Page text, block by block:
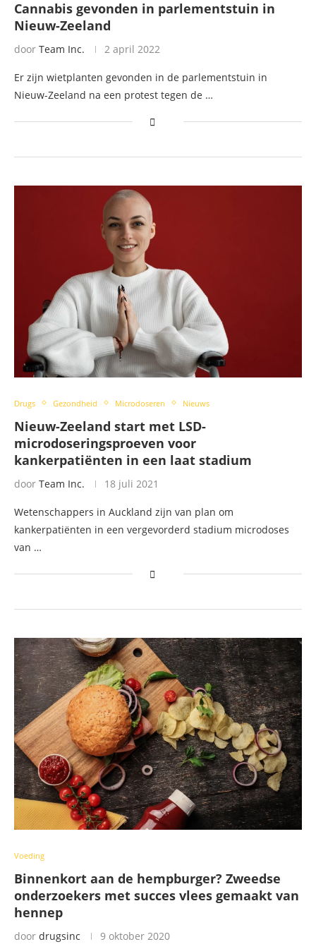
Cannabis gevonden in parlementstuin in
Nieuw-Zeeland
door Team Inc. 2 april 2022
Er zijn wietplanten gevonden in de parlementstuin in
Nieuw-Zeeland na een protest tegen de …
Drugs Gezondheid Microdoseren Nieuws
Nieuw-Zeeland start met LSD-
microdoseringsproeven voor
kankerpatiënten in een laat stadium
door Team Inc. 18 juli 2021
Wetenschappers in Auckland zijn van plan om
kankerpatiënten in een vergevorderd stadium microdoses
van …
Voeding
Binnenkort aan de hempburger? Zweedse
onderzoekers met succes vlees gemaakt van
hennep
door drugsinc 9 oktober 2020